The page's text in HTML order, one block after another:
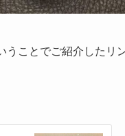
ことでご紹介したリ